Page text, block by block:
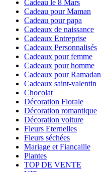
Cadeau le 8 Mars
Cadeau pour Maman
Cadeau pour papa
Cadeaux de naissance
Cadeaux Entreprise
Cadeaux Personnalisés
Cadeaux pour femme
Cadeaux pour homme
Cadeaux pour Ramadan
Cadeaux saint-valentin
Chocolat
Décoration Florale
Décoration romantique
Décoration voiture
Fleurs Eternelles
Fleurs séchées
Mariage et Fiançaille
Plantes
TOP DE VENTE